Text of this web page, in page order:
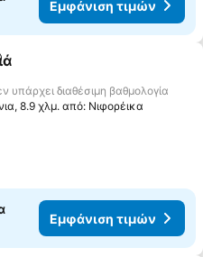
Εμφάνιση τιμών
στα αγαπημένα
υπάρχει διαθέσιμη βαθμολογία
8.9 χλμ. από: Νιφορέικα
Εμφάνιση τιμών